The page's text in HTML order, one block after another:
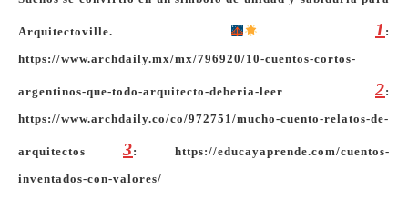
Arquitectoville. 1 :
https://www.archdaily.mx/mx/796920/10-cuentos-cortos-
argentinos-que-todo-arquitecto-deberia-leer2:
https://www.archdaily.co/co/972751/mucho-cuento-relatos-de-
arquitectos 3: https://educayaprende.com/cuentos-
inventados-con-valores/